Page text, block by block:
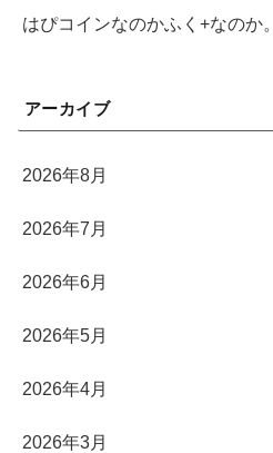
はぴコインなのかふく+なのか。
アーカイブ
2026年8月
2026年7月
2026年6月
2026年5月
2026年4月
2026年3月